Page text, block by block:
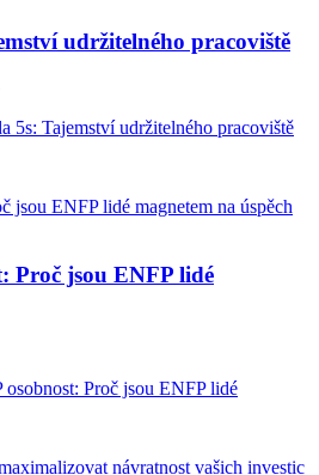
udržitelného pracoviště
5s: Tajemství udržitelného pracoviště
Proč jsou ENFP lidé
osobnost: Proč jsou ENFP lidé